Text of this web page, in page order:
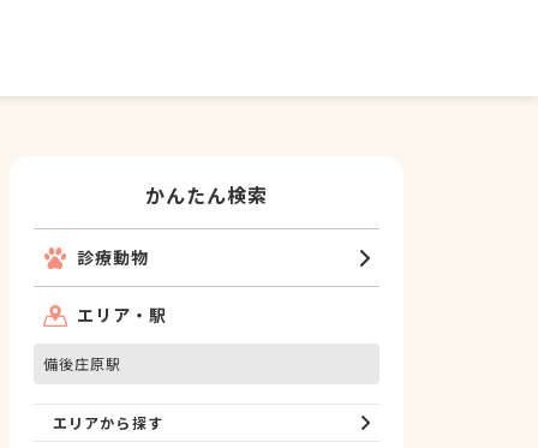
かんたん検索
診療動物
エリア・駅
備後庄原駅
エリアから探す